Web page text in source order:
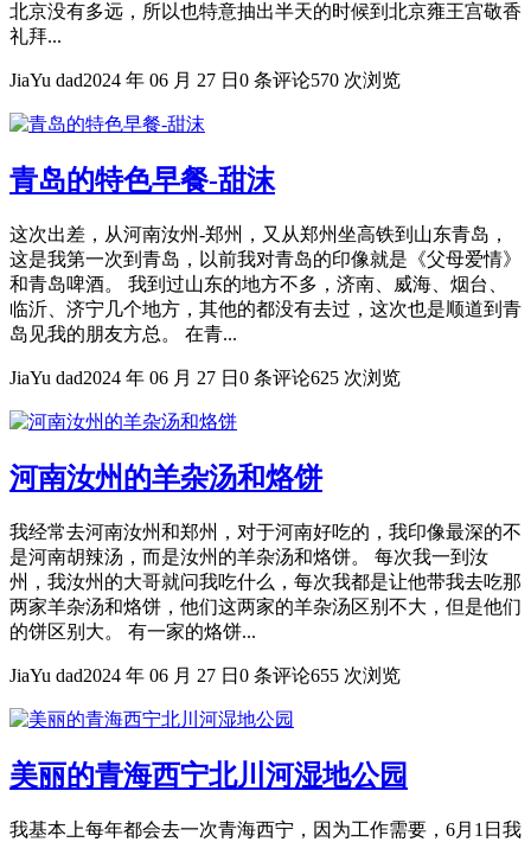
北京没有多远，所以也特意抽出半天的时候到北京雍王宫敬香
礼拜...
JiaYu dad2024 年 06 月 27 日 0 条评论570 次浏览
青岛的特色早餐-甜沫
这次出差，从河南汝州-郑州，又从郑州坐高铁到山东青岛，
这是我第一次到青岛，以前我对青岛的印像就是《父母爱情》
和青岛啤酒。 我到过山东的地方不多，济南、威海、烟台、
临沂、济宁几个地方，其他的都没有去过，这次也是顺道到青
岛见我的朋友方总。 在青...
JiaYu dad2024 年 06 月 27 日 0 条评论625 次浏览
河南汝州的羊杂汤和烙饼
我经常去河南汝州和郑州，对于河南好吃的，我印像最深的不
是河南胡辣汤，而是汝州的羊杂汤和烙饼。 每次我一到汝
州，我汝州的大哥就问我吃什么，每次我都是让他带我去吃那
两家羊杂汤和烙饼，他们这两家的羊杂汤区别不大，但是他们
的饼区别大。 有一家的烙饼...
JiaYu dad2024 年 06 月 27 日 0 条评论655 次浏览
美丽的青海西宁北川河湿地公园
我基本上每年都会去一次青海西宁，因为工作需要，6月1日我